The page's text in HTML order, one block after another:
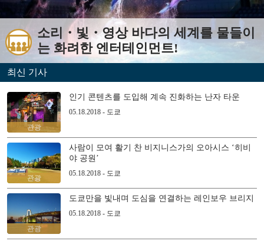
소리・빛・영상 바다의 세계를 물들이
는 화려한 엔터테인먼트!
Previous
최신 기사
관광
인기 콘텐츠를 도입해 계속 진화하는 난자 타운
05.18.2018 - 도쿄
관광
사람이 모여 활기 찬 비지니스가의 오아시스 ‘히비
야 공원’
05.18.2018 - 도쿄
관광
도쿄만을 빛내며 도심을 연결하는 레인보우 브리지
05.18.2018 - 도쿄